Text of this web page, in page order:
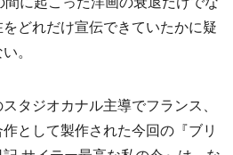
どれだけ宣伝できていたかに疑
。
タジオカナル主導でフランス、
として製作された今回の『ブリ